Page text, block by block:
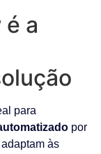
a
para
por
às